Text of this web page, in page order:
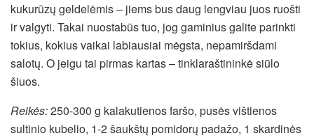
kukurūzų geldelėmis – jiems bus daug lengviau juos ruošti
ir valgyti. Takai nuostabūs tuo, jog gaminius galite parinkti
tokius, kokius vaikai labiausiai mėgsta, nepamiršdami
salotų. O jeigu tai pirmas kartas – tinklaraštininkė siūlo
šiuos.
Reikės:250-300 g kalakutienos faršo, pusės vištienos
sultinio kubelio, 1-2 šaukštų pomidorų padažo, 1 skardinės